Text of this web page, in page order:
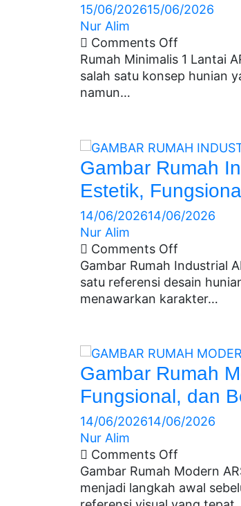
15/06/202615/06/2026
Nur Alim
Comments Off
Rumah Minimalis 1 Lantai
salah satu konsep hunian
namun…
Gambar Rumah
Estetik,
14/06/202614/06/2026
Nur Alim
Comments Off
Gambar Rumah Industrial
satu referensi desain
menawarkan karakter…
Gambar Rumah
Fungsional, dan
14/06/202614/06/2026
Nur Alim
Comments Off
Gambar Rumah Modern
menjadi langkah awal